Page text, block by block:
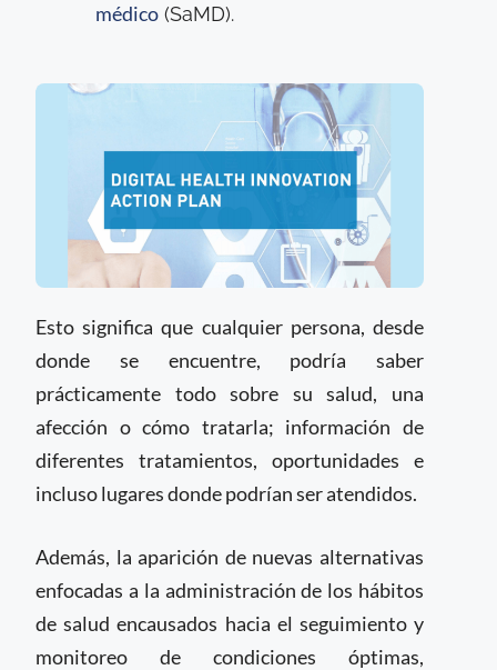
médico (SaMD).
Esto significa que cualquier persona, desde
donde se encuentre, podría saber
prácticamente todo sobre su salud, una
afección o cómo tratarla; información de
diferentes tratamientos, oportunidades e
incluso lugares donde podrían ser atendidos.
Además, la aparición de nuevas alternativas
enfocadas a la administración de los hábitos
de salud encausados hacia el seguimiento y
monitoreo de condiciones óptimas,